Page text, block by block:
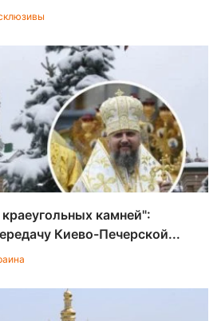
камней":
Киево-Печерской...